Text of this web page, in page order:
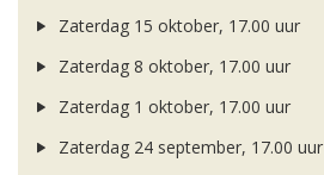
Zaterdag 15 oktober, 17.00 uur
Zaterdag 8 oktober, 17.00 uur
Zaterdag 1 oktober, 17.00 uur
Zaterdag 24 september, 17.00 uur